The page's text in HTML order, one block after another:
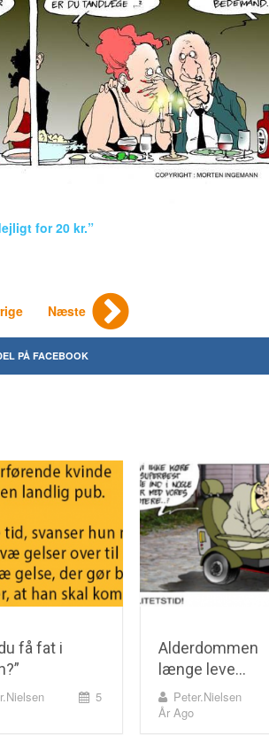
for 20 kr.”
Næste
PÅ FACEBOOK
få fat i
5
Alderdommen
længe leve…
Peter.nielsen
År Ago